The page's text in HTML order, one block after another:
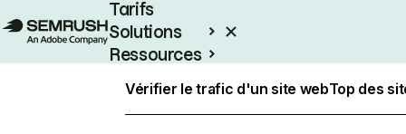
Tarifs
Solutions
Ressources
Vérifier le trafic d'un site webTop des